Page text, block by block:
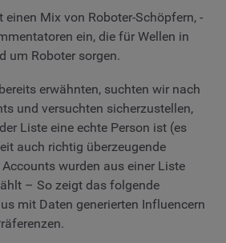
einen Mix von Roboter-Schöpfern, -
ein, die für Wellen in
um Roboter sorgen.
erwähnten, suchten wir nach
und versuchten sicherzustellen,
Liste eine echte Person ist (es
auch richtig überzeugende
wurden aus einer Liste
– So zeigt das folgende
mit Daten generierten Influencern